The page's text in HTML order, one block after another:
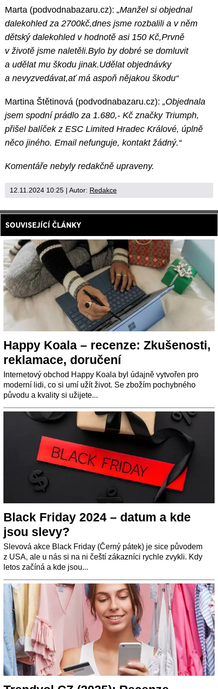
Marta (podvodnabazaru.cz): „Manžel si objednal
dalekohled za 2700kč,dnes jsme rozbalili a v něm
dětský dalekohled v hodnotě asi 150 Kč,Prvně
v životě jsme naletěli.Bylo by dobré se domluvit
a udělat mu škodu jinak.Udělat objednávky
a nevyzvedávat,ať má aspoň nějakou škodu“
Martina Štětinová (podvodnabazaru.cz): „Objednala
jsem spodní prádlo za 1.680,- Kč značky Triumph,
přišel balíček z ESC Limited Hradec Králové, úplně
něco jiného. Email nefunguje, kontakt žádný.“
Komentáře nebyly redakčně upraveny.
12.11.2024 10:25 | Autor: Redakce
SOUVISEJÍCÍ ČLÁNKY
Happy Koala – recenze: Zkušenosti,
reklamace, doručení
Internetový obchod Happy Koala byl údajně vytvořen pro
moderní lidi, co si umí užít život. Se zbožím pochybného
původu a kvality si užijete...
Black Friday 2024 – datum a kde
jsou slevy?
Slevová akce Black Friday (Černý pátek) je sice původem
z USA, ale u nás si na ni čeští zákazníci rychle zvykli. Kdy
letos začíná a kde jsou...